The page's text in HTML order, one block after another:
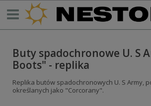
Buty spadochronowe U. S
Boots" - replika
Replika butów spadochronowych U. S Army,
określanych jako "Corcorany".